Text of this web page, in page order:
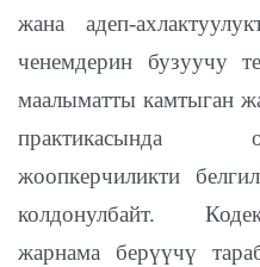
жана адеп-
ченемдерин бузуучу
маалыматты камтыган
практикасында
жоопкерчиликти
колдонулбайт.
жарнама берүүчү